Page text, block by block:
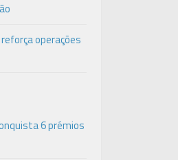
operações
6 prémios